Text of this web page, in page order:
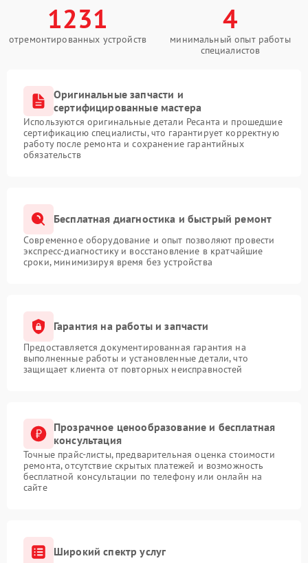
1231
отремонтированных устройств
4
минимальный опыт работы
специалистов
Оригинальные запчасти и
сертифицированные мастера
Используются оригинальные детали Ресанта и прошедшие
сертификацию специалисты, что гарантирует корректную
работу после ремонта и сохранение гарантийных
обязательств
Бесплатная диагностика и быстрый ремонт
Современное оборудование и опыт позволяют провести
экспресс-диагностику и восстановление в кратчайшие
сроки, минимизируя время без устройства
Гарантия на работы и запчасти
Предоставляется документированная гарантия на
выполненные работы и установленные детали, что
защищает клиента от повторных неисправностей
Прозрачное ценообразование и бесплатная
консультация
Точные прайс-листы, предварительная оценка стоимости
ремонта, отсутствие скрытых платежей и возможность
бесплатной консультации по телефону или онлайн на
сайте
Широкий спектр услуг